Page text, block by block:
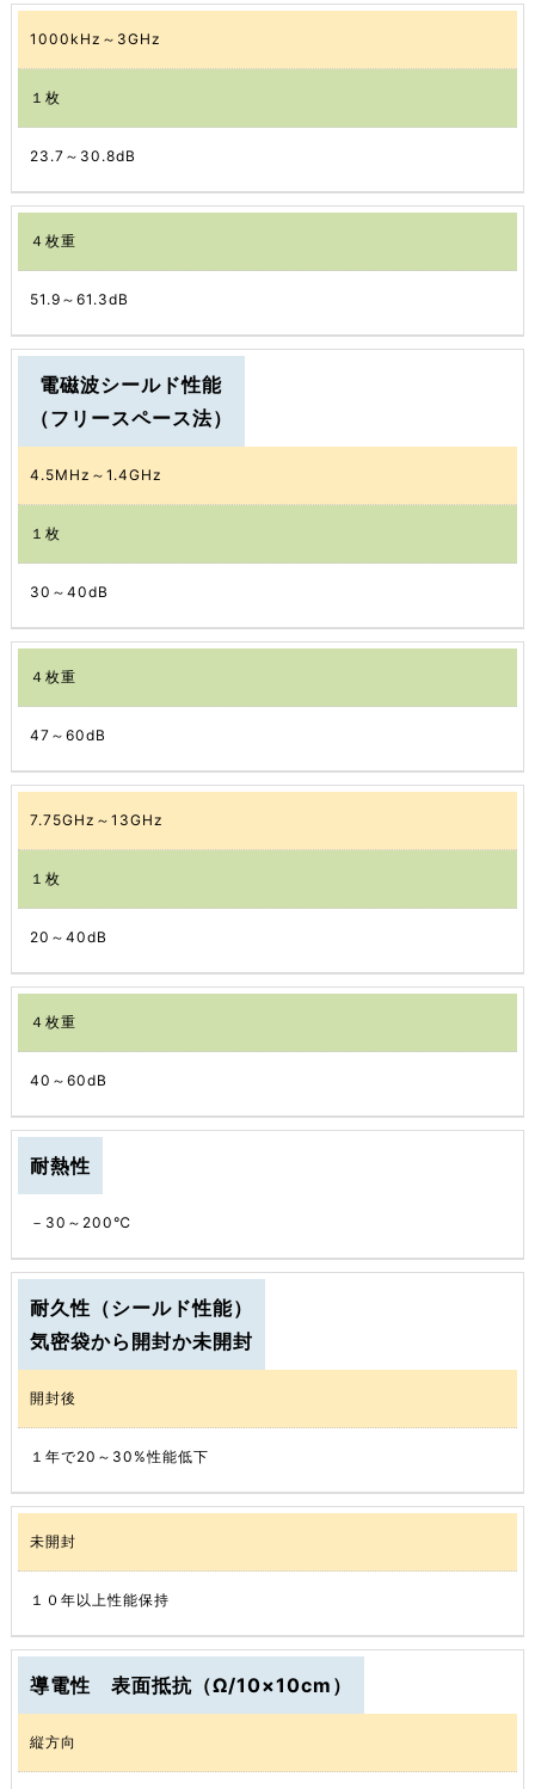
1000kHz～3GHz
１枚
23.7～30.8dB
４枚重
51.9～61.3dB
電磁波シールド性能
（フリースペース法）
4.5MHz～1.4GHz
１枚
30～40dB
４枚重
47～60dB
7.75GHz～13GHz
１枚
20～40dB
４枚重
40～60dB
耐熱性
－30～200℃
耐久性（シールド性能）
気密袋から開封か未開封
開封後
１年で20～30%性能低下
未開封
１０年以上性能保持
導電性 表面抵抗（Ω/10×10cm）
縦方向